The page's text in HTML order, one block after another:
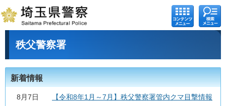
コンテ
ンツメ
ニュー
検索メ
ニュー
秩父警察署
新着情報
8月7日
【令和8年1月～7月】秩父警察署管内クマ目撃情報